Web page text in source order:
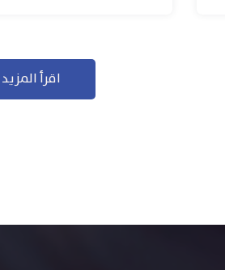
اقرأ المزيد